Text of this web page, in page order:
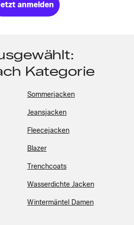
anmelden
Kategorie
Sommerjacken
Jeansjacken
Fleecejacken
Blazer
Trenchcoats
Wasserdichte Jacken
Wintermäntel Damen